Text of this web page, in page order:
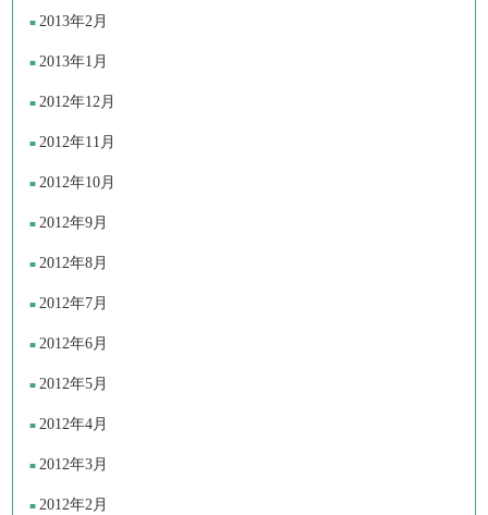
2013年2月
2013年1月
2012年12月
2012年11月
2012年10月
2012年9月
2012年8月
2012年7月
2012年6月
2012年5月
2012年4月
2012年3月
2012年2月